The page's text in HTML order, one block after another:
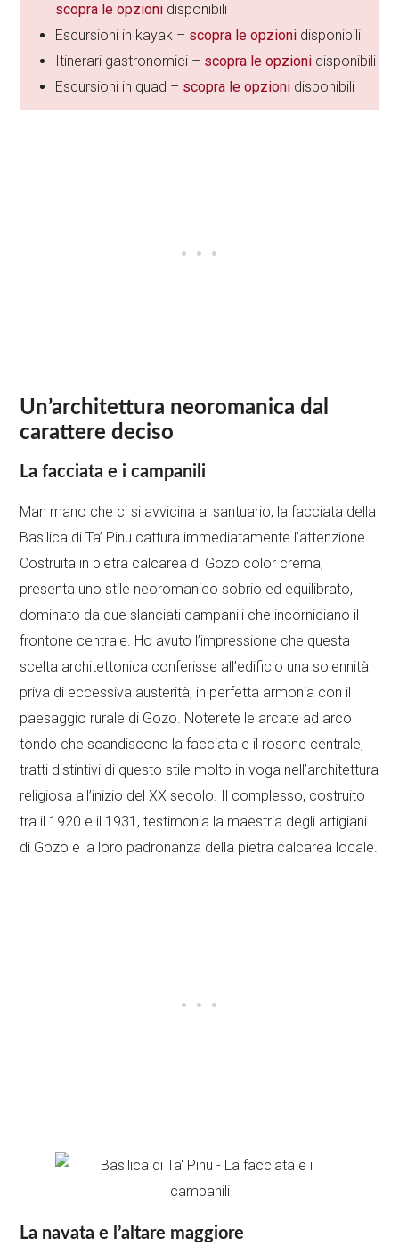
scopra le opzioni disponibili
Escursioni in kayak – scopra le opzioni disponibili
Itinerari gastronomici – scopra le opzioni disponibili
Escursioni in quad – scopra le opzioni disponibili
Un’architettura neoromanica dal
carattere deciso
La facciata e i campanili
Man mano che ci si avvicina al santuario, la facciata della
Basilica di Ta’ Pinu cattura immediatamente l’attenzione.
Costruita in pietra calcarea di Gozo color crema,
presenta uno stile neoromanico sobrio ed equilibrato,
dominato da due slanciati campanili che incorniciano il
frontone centrale. Ho avuto l’impressione che questa
scelta architettonica conferisse all’edificio una solennità
priva di eccessiva austerità, in perfetta armonia con il
paesaggio rurale di Gozo. Noterete le arcate ad arco
tondo che scandiscono la facciata e il rosone centrale,
tratti distintivi di questo stile molto in voga nell’architettura
religiosa all’inizio del XX secolo. Il complesso, costruito
tra il 1920 e il 1931, testimonia la maestria degli artigiani
di Gozo e la loro padronanza della pietra calcarea locale.
La navata e l’altare maggiore